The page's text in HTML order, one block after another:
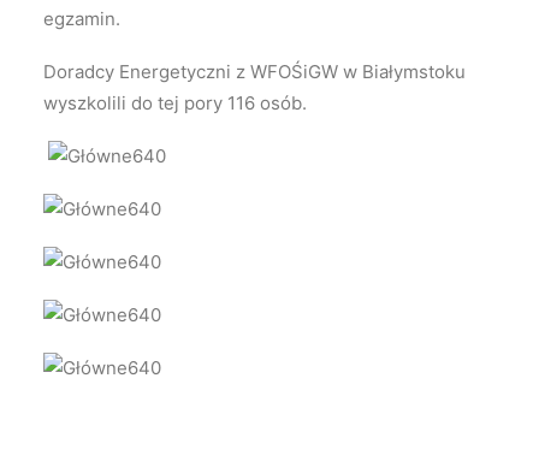
egzamin.
Doradcy Energetyczni z WFOŚiGW w Białymstoku
wyszkolili do tej pory 116 osób.